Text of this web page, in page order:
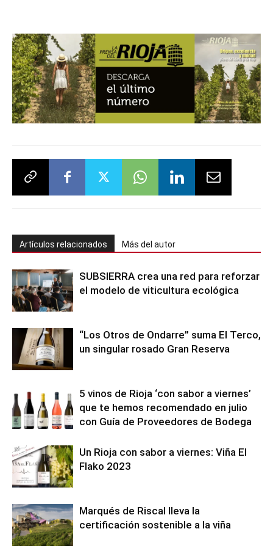
Artículos relacionados Más del autor
SUBSIERRA crea una red para reforzar
el modelo de viticultura ecológica
“Los Otros de Ondarre” suma El Terco,
un singular rosado Gran Reserva
5 vinos de Rioja ‘con sabor a viernes’
que te hemos recomendado en julio
con Guía de Proveedores de Bodega
Un Rioja con sabor a viernes: Viña El
Flako 2023
Marqués de Riscal lleva la
certificación sostenible a la viña